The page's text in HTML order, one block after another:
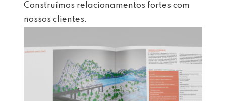
Construímos relacionamentos fortes com
nossos clientes.